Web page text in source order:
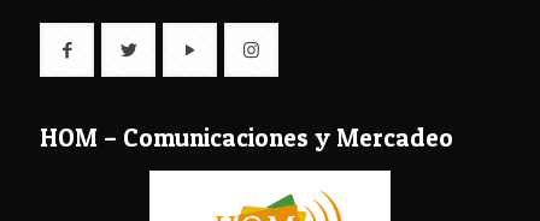
HOM – Comunicaciones y Mercadeo